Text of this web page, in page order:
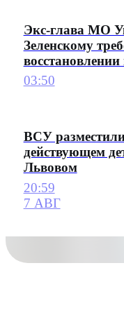
Экс-глава МО
Зеленскому
03:50
ВСУ
действующем
Львовом
20:59
7 АВГ